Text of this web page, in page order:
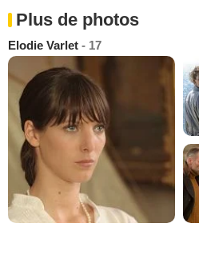
Plus de photos
Elodie Varlet - 17